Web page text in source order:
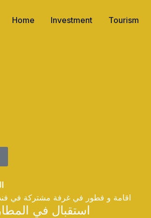
Home Investment Tourism
اقامة و فطور في غرفة مشتركة في
استقبال في